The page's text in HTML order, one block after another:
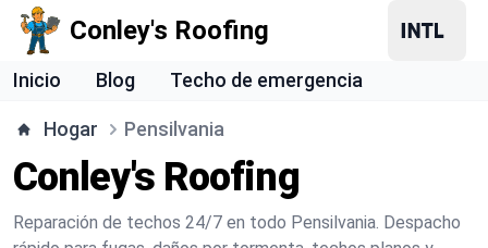
Conley's Roofing
Inicio Blog Techo de emergencia
Hogar Pensilvania
Conley's Roofing
Reparación de techos 24/7 en todo Pensilvania. Despacho